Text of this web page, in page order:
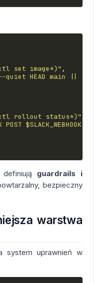
set image*)" ,
HEAD main ||
rollout status*)"
guardrails i
bezpieczny
warstwa
system uprawnień w